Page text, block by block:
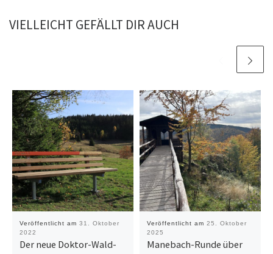
VIELLEICHT GEFÄLLT DIR AUCH
Veröffentlicht am 31. Oktober
2022
Der neue Doktor-Wald-
Veröffentlicht am 25. Oktober
2025
Manebach-Runde über